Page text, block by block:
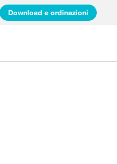
Download e ordinazioni